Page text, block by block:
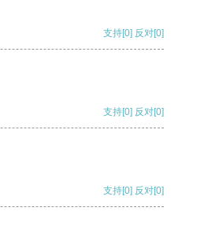
支持[0] 反对[0]
支持[0] 反对[0]
支持[0] 反对[0]